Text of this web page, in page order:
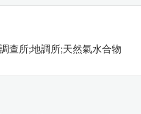
查所;地調所;天然氣水合物